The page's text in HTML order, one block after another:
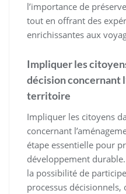
l’importance de
tout en offrant des
enrichissantes aux
Impliquer les
décision concernant
territoire
Impliquer les citoyens
concernant
étape essentielle pour
développement
la possibilité de
processus